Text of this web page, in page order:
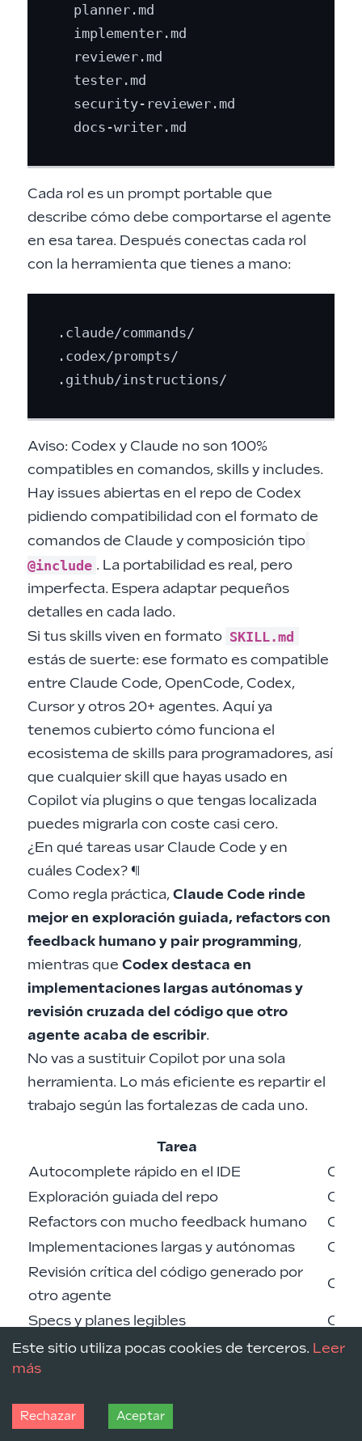
Este sitio utiliza pocas cookies de terceros. Leer
más
Rechazar Aceptar
  planner.md
  implementer.md
  reviewer.md
  tester.md
  security-reviewer.md
Cada rol es un prompt portable que
describe cómo debe comportarse el agente
en esa tarea. Después conectas cada rol
con la herramienta que tienes a mano:
.claude/commands/
.codex/prompts/
Aviso: Codex y Claude no son 100%
compatibles en comandos, skills y includes.
Hay issues abiertas en el repo de Codex
pidiendo compatibilidad con el formato de
comandos de Claude y composición tipo
@include . La portabilidad es real, pero
imperfecta. Espera adaptar pequeños
detalles en cada lado.
Si tus skills viven en formato SKILL.md
estás de suerte: ese formato es compatible
entre Claude Code, OpenCode, Codex,
Cursor y otros 20+ agentes. Aquí ya
tenemos cubierto cómo funciona el
ecosistema de skills para programadores, así
que cualquier skill que hayas usado en
Copilot vía plugins o que tengas localizada
puedes migrarla con coste casi cero.
¿En qué tareas usar Claude Code y en
cuáles Codex? ¶
Como regla práctica, Claude Code rinde
mejor en exploración guiada, refactors con
feedback humano y pair programming,
mientras que Codex destaca en
implementaciones largas autónomas y
revisión cruzada del código que otro
agente acaba de escribir.
No vas a sustituir Copilot por una sola
herramienta. Lo más eficiente es repartir el
trabajo según las fortalezas de cada uno.
Tarea
Autocomplete rápido en el IDE
Exploración guiada del repo
Refactors con mucho feedback humano
Implementaciones largas y autónomas
Revisión crítica del código generado por
otro agente
Specs y planes legibles
Segundo par de ojos
El
de Hacker Newsesta división aparece de